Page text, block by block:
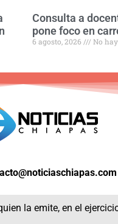
Consulta a
pone foco en
6 agosto, 2026 No
la emite, en el